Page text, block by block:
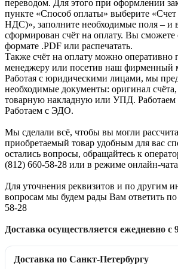
переводом. Для этого при оформлении
пункте «Способ оплаты» выберите
НДС)», заполните необходимые поля – и
сформирован счёт на оплату. Вы сможете
формате .PDF или распечатать.
Также счёт на оплату можно оперативно
менеджеру или посетив наш фирменный
Работая с юридическими лицами, мы
необходимые документы: оригинал счёта,
товарную накладную или УПД.
Работаем с ЭДО.
Мы сделали всё, чтобы вы могли
приобретаемый товар удобным для вас
остались вопросы, обращайтесь к
(812) 660-58-28 или в режиме онлайн-
Для уточнения реквизитов и по другим
вопросам мы будем рады Вам ответить
58-28
Доставка осуществляется ежедневно с
Доставка по Санкт-Петербургу